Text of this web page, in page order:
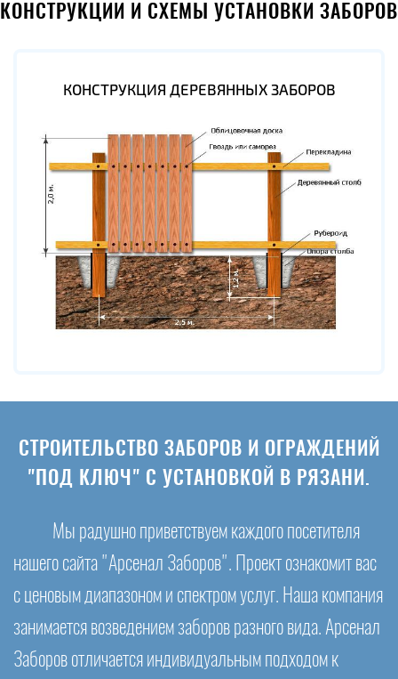
КОНСТРУКЦИИ И СХЕМЫ УСТАНОВКИ ЗАБОРОВ
КОНСТРУКЦИЯ ДЕРЕВЯННЫХ ЗАБОРОВ
СТРОИТЕЛЬСТВО ЗАБОРОВ И ОГРАЖДЕНИЙ
"ПОД КЛЮЧ" С УСТАНОВКОЙ В РЯЗАНИ.
Мы радушно приветствуем каждого посетителя
нашего сайта "Арсенал Заборов". Проект ознакомит вас
с ценовым диапазоном и спектром услуг. Наша компания
занимается возведением заборов разного вида. Арсенал
Заборов отличается индивидуальным подходом к